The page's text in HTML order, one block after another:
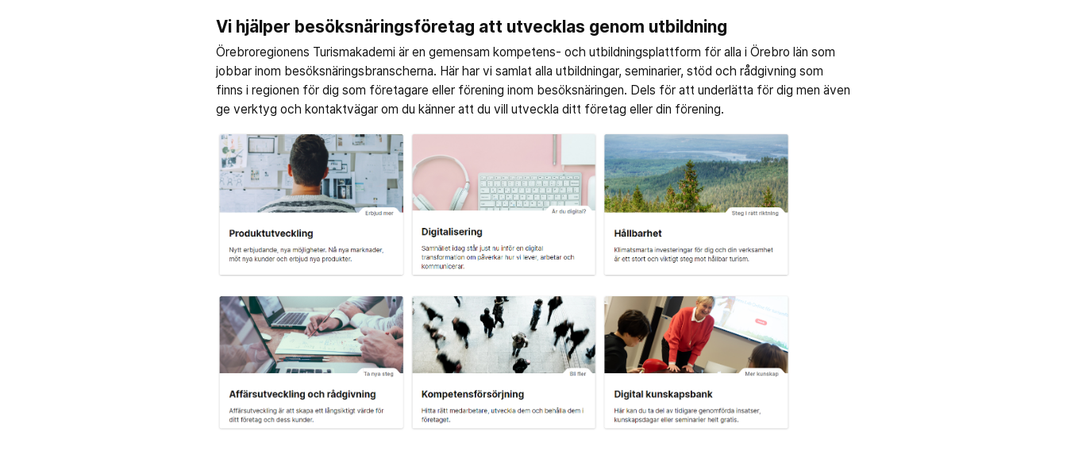
Vi hjälper besöksnäringsföretag att utvecklas genom utbildning
Örebroregionens Turismakademi är en gemensam kompetens- och utbildningsplattform för alla i Örebro län som
jobbar inom besöksnäringsbranscherna. Här har vi samlat alla utbildningar, seminarier, stöd och rådgivning som
finns i regionen för dig som företagare eller förening inom besöksnäringen. Dels för att underlätta för dig men även
ge verktyg och kontaktvägar om du känner att du vill utveckla ditt företag eller din förening.